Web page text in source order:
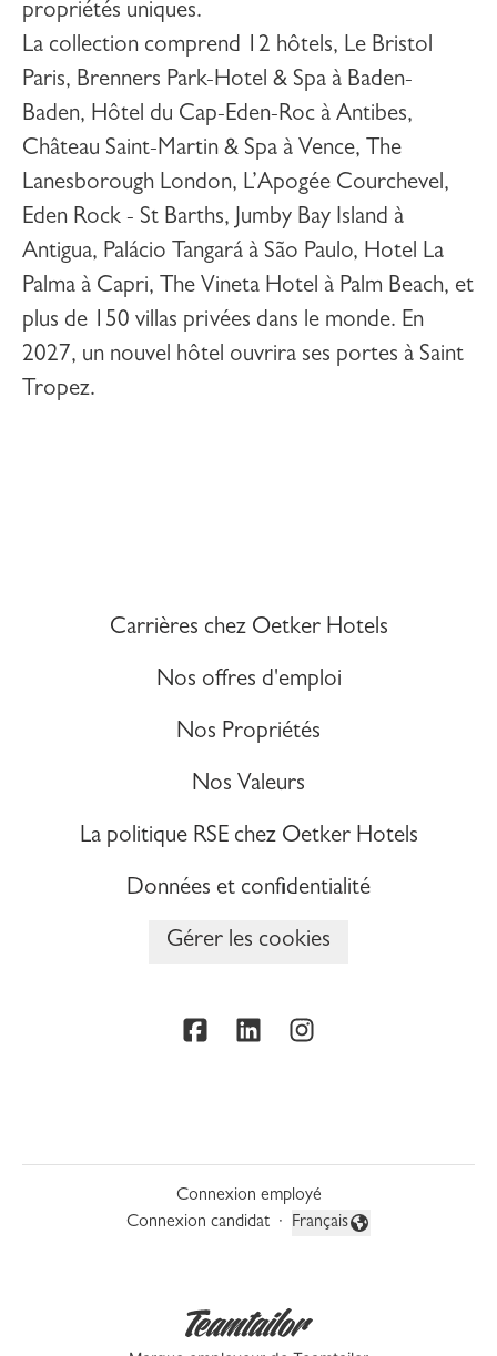
propriétés uniques.
La collection comprend 12 hôtels, Le Bristol
Paris, Brenners Park-Hotel & Spa à Baden-
Baden, Hôtel du Cap-Eden-Roc à Antibes,
Château Saint-Martin & Spa à Vence, The
Lanesborough London, L’Apogée Courchevel,
Eden Rock - St Barths, Jumby Bay Island à
Antigua, Palácio Tangará à São Paulo, Hotel La
Palma à Capri, The Vineta Hotel à Palm Beach, et
plus de 150 villas privées dans le monde. En
2027, un nouvel hôtel ouvrira ses portes à Saint
Tropez.
Carrières chez Oetker Hotels
Nos offres d'emploi
Nos Propriétés
Nos Valeurs
La politique RSE chez Oetker Hotels
Données et confidentialité
Gérer les cookies
Connexion employé
Connexion candidat ·
Changer la langue
Français